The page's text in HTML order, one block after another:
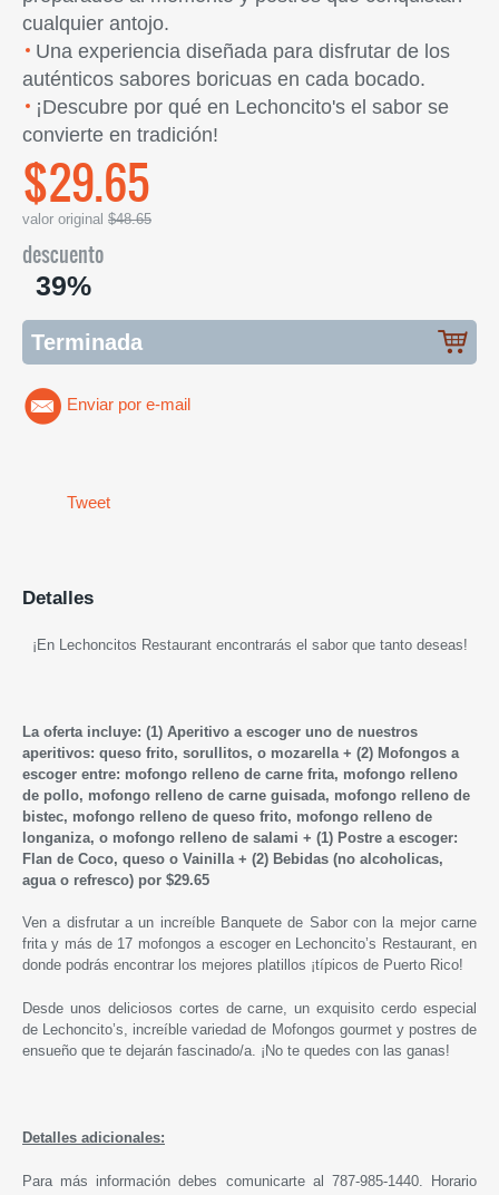
cualquier antojo.
Una experiencia diseñada para disfrutar de los
auténticos sabores boricuas en cada bocado.
¡Descubre por qué en Lechoncito's el sabor se
convierte en tradición!
$29.65
valor original $48.65
descuento
39%
Terminada
Enviar por e-mail
Tweet
Detalles
¡En Lechoncitos Restaurant encontrarás el sabor que tanto deseas!
La oferta incluye: (1) Aperitivo a escoger uno de nuestros
aperitivos: queso frito, sorullitos, o mozarella + (2) Mofongos a
escoger entre: mofongo relleno de carne frita, mofongo relleno
de pollo, mofongo relleno de carne guisada, mofongo relleno de
bistec, mofongo relleno de queso frito, mofongo relleno de
longaniza, o mofongo relleno de salami + (1) Postre a escoger:
Flan de Coco, queso o Vainilla + (2) Bebidas (no alcoholicas,
agua o refresco) por $29.65
Ven a disfrutar a un increíble Banquete de Sabor con la mejor carne
frita y más de 17 mofongos a escoger en Lechoncito’s Restaurant, en
donde podrás encontrar los mejores platillos ¡típicos de Puerto Rico!
Desde unos deliciosos cortes de carne, un exquisito cerdo especial
de Lechoncito’s, increíble variedad de Mofongos gourmet y postres de
ensueño que te dejarán fascinado/a. ¡No te quedes con las ganas!
Detalles adicionales:
Para más información debes comunicarte al 787-985-1440. Horario